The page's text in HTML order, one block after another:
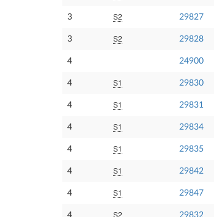
3 S2 29827
3 S2 29828
4 24900
4 S1 29830
4 S1 29831
4 S1 29834
4 S1 29835
4 S1 29842
4 S1 29847
4 S2 29832